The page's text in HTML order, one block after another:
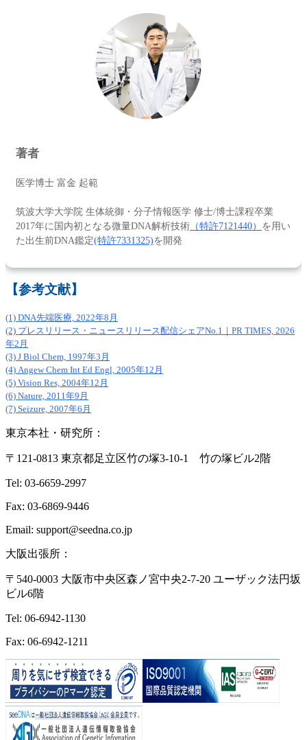
著者
医学博士 富金 起範
筑波大学大学院 生体統御・分子情報医学 修士/博士課程卒業
2017年に国内初となる微量DNA解析技術 （特許7121440） を用い
た出生前DNA鑑定(特許7331325)を開発
【参考文献】
(1) DNA先端医療, 2022年8月
(2) プレスリリース・ニュースリリース配信シェアNo.1｜PR TIMES, 2026
年2月
(3) J Biol Chem, 1997年3月
(4) Angew Chem Int Ed Engl, 2005年12月
(5) Vision Res, 2004年12月
(6) Nature, 2011年9月
(7) Seizure, 2007年6月
東京本社・研究所：
〒121-0813 東京都足立区竹の塚3-10-1 竹の塚ビル2階
Tel: 03-6659-2997
Fax: 03-6869-9446
Email: support@seedna.co.jp
大阪出張所：
〒540-0003 大阪市中央区森ノ宮中央2-7-20 ユーザック法円坂
ビル6階
Tel: 06-6942-1130
Fax: 06-6942-1211